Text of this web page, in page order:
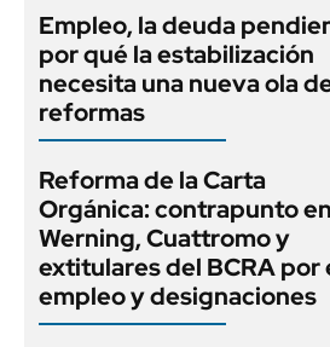
Empleo, la deuda
por qué la estabilización
necesita una nueva ola
reformas
Reforma de la Carta
Orgánica: contrapunto
Werning, Cuattromo y
extitulares del BCRA por
empleo y designaciones